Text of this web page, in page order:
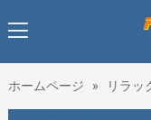
ホームページ » リラッ